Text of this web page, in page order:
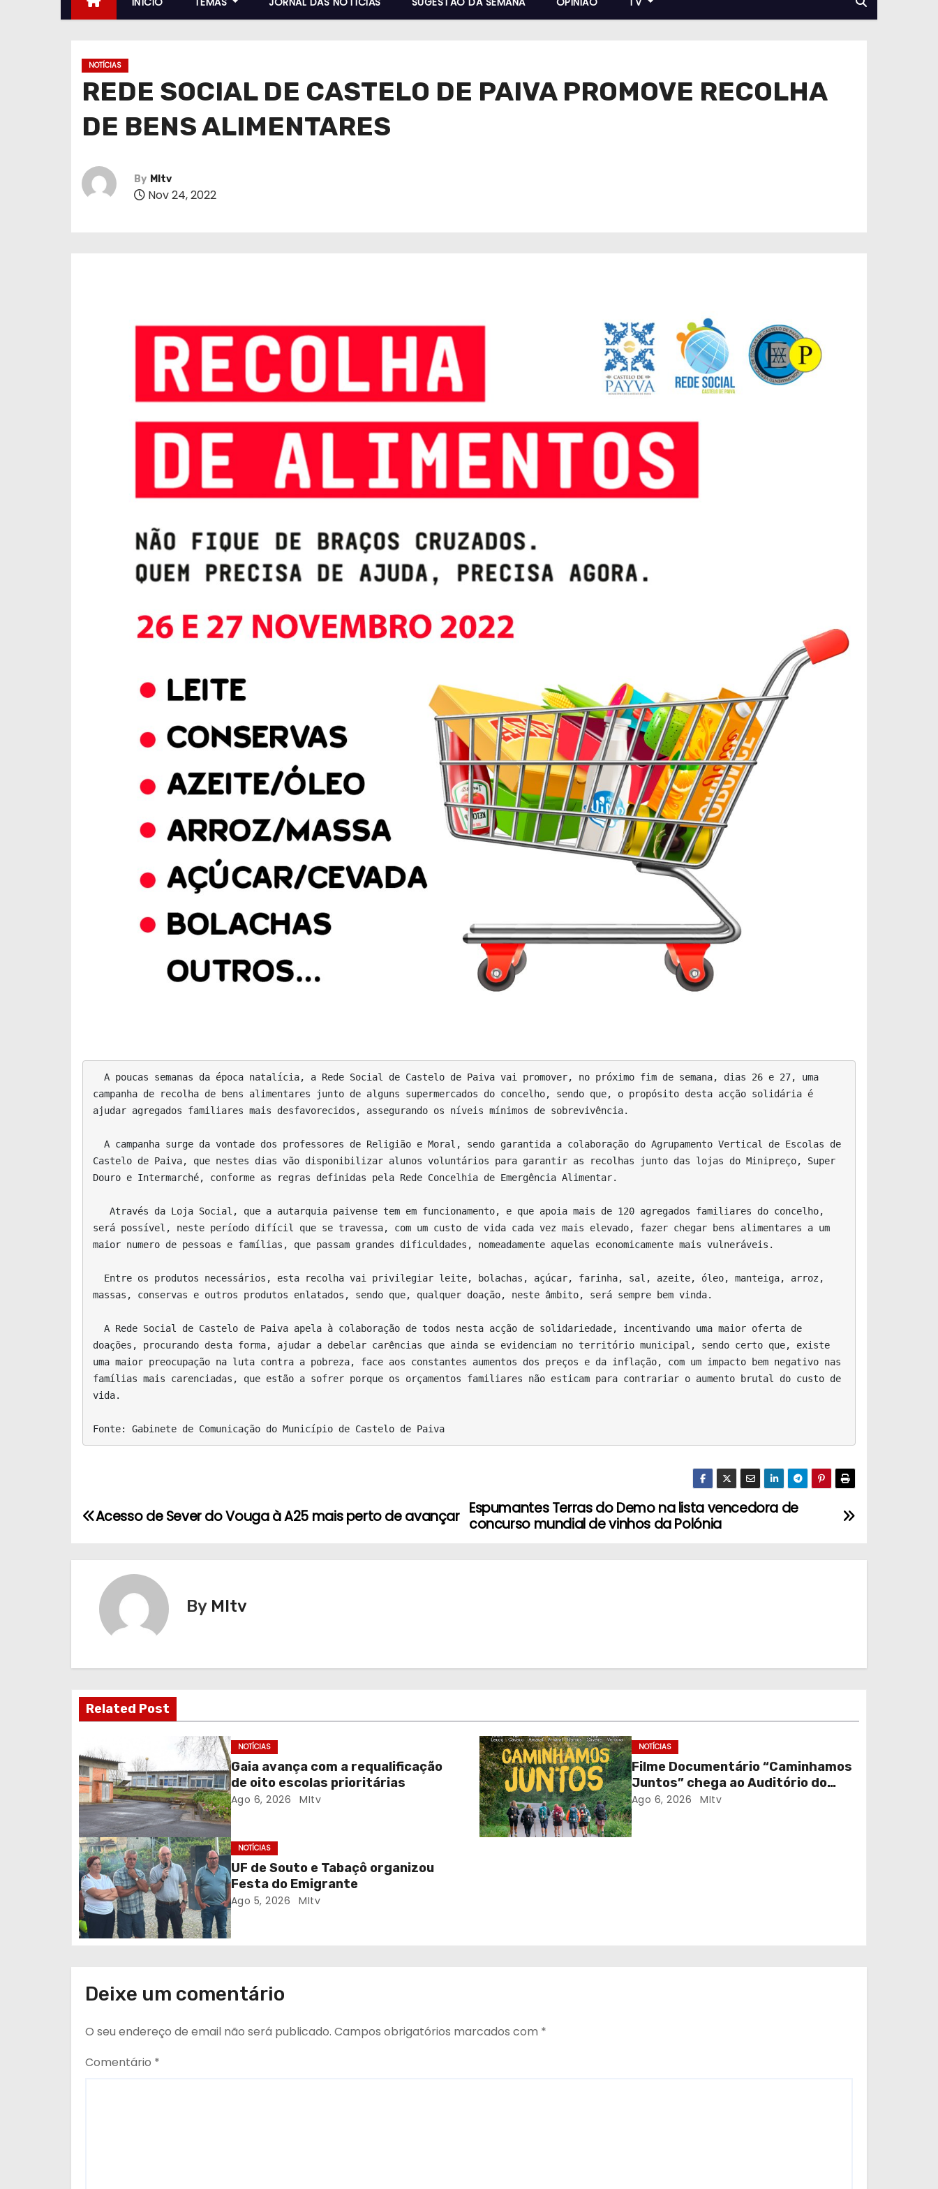
NOTÍCIAS
REDE SOCIAL DE CASTELO DE PAIVA PROMOVE RECOLHA
DE BENS ALIMENTARES
By MItv
Nov 24, 2022
campanha de recolha de bens alimentares junto de alguns supermercados do concelho, sendo que, o propósito desta acção solidária é
ajudar agregados familiares mais desfavorecidos, assegurando os níveis mínimos de sobrevivência.
Castelo de Paiva, que nestes dias vão disponibilizar alunos voluntários para garantir as recolhas junto das lojas do Minipreço, Super
Douro e Intermarché, conforme as regras definidas pela Rede Concelhia de Emergência Alimentar.
será possível, neste período difícil que se travessa, com um custo de vida cada vez mais elevado, fazer chegar bens alimentares a um
maior numero de pessoas e famílias, que passam grandes dificuldades, nomeadamente aquelas economicamente mais vulneráveis.
massas, conservas e outros produtos enlatados, sendo que, qualquer doação, neste âmbito, será sempre bem vinda.
doações, procurando desta forma, ajudar a debelar carências que ainda se evidenciam no território municipal, sendo certo que, existe
uma maior preocupação na luta contra a pobreza, face aos constantes aumentos dos preços e da inflação, com um impacto bem negativo nas
famílias mais carenciadas, que estão a sofrer porque os orçamentos familiares não esticam para contrariar o aumento brutal do custo de
vida.
Fonte: Gabinete de Comunicação do Município de Castelo de Paiva
N
ç
ã
o
d
e
a
r
t
i
o
Espumantes Terras do Demo na lista vencedora de
concurso mundial de vinhos da Polónia
Acesso de Sever do Vouga à A25 mais perto de avançar
By MItv
Related Post
NOTÍCIAS
Gaia avança com a requalificação
de oito escolas prioritárias
Ago 6, 2026 MItv
NOTÍCIAS
Filme Documentário “Caminhamos
Juntos” chega ao Auditório do
C.E.R. Vagos em sessão solidária
Ago 6, 2026 MItv
NOTÍCIAS
UF de Souto e Tabaçô organizou
Festa do Emigrante
Ago 5, 2026 MItv
Deixe um comentário
O seu endereço de email não será publicado. Campos obrigatórios marcados com *
Comentário *